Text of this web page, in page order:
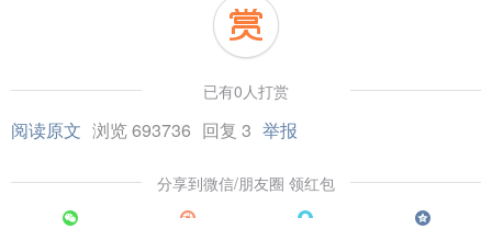
已有0人打赏
阅读原文 浏览 693736 回复 3 举报
分享到微信/朋友圈 领红包